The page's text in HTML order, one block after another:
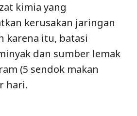
kimia yang
kerusakan jaringan
karena itu, batasi
dan sumber lemak
(5 sendok makan
hari.